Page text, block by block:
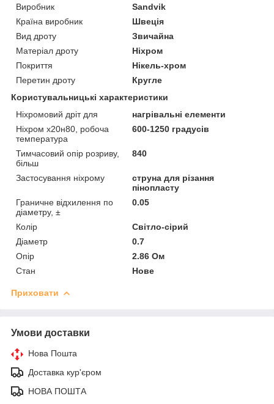
Виробник
Sandvik
Країна виробник
Швеція
Вид дроту
Звичайна
Матеріал дроту
Ніхром
Покриття
Нікель-хром
Перетин дроту
Кругле
Користувальницькі характеристики
Ніхромовий дріт для
нагрівальні елементи
Ніхром х20н80, робоча
температура
600-1250 градусів
Тимчасовий опір розриву,
більш
840
Застосування ніхрому
струна для різання
пінопласту
Граничне відхилення по
діаметру, ±
0.05
Колір
Світло-сірий
Діаметр
0.7
Опір
2.86 Ом
Стан
Нове
Приховати
Умови доставки
Нова Пошта
Доставка кур'єром
НОВА ПОШТА